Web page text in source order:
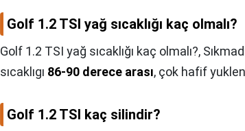
Golf 1.2 TSI yağ sıcaklığı kaç olmalı?
Golf 1.2 TSI yağ sıcaklığı kaç olmalı?,
sıcaklıgı 86-90 derece arası, çok hafif
Golf 1.2 TSI kaç silindir?